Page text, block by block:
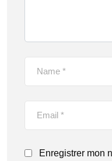
Enregistrer mon